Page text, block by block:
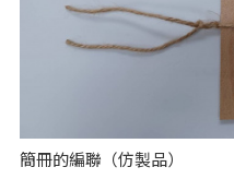
簡冊的編聯（仿製品）